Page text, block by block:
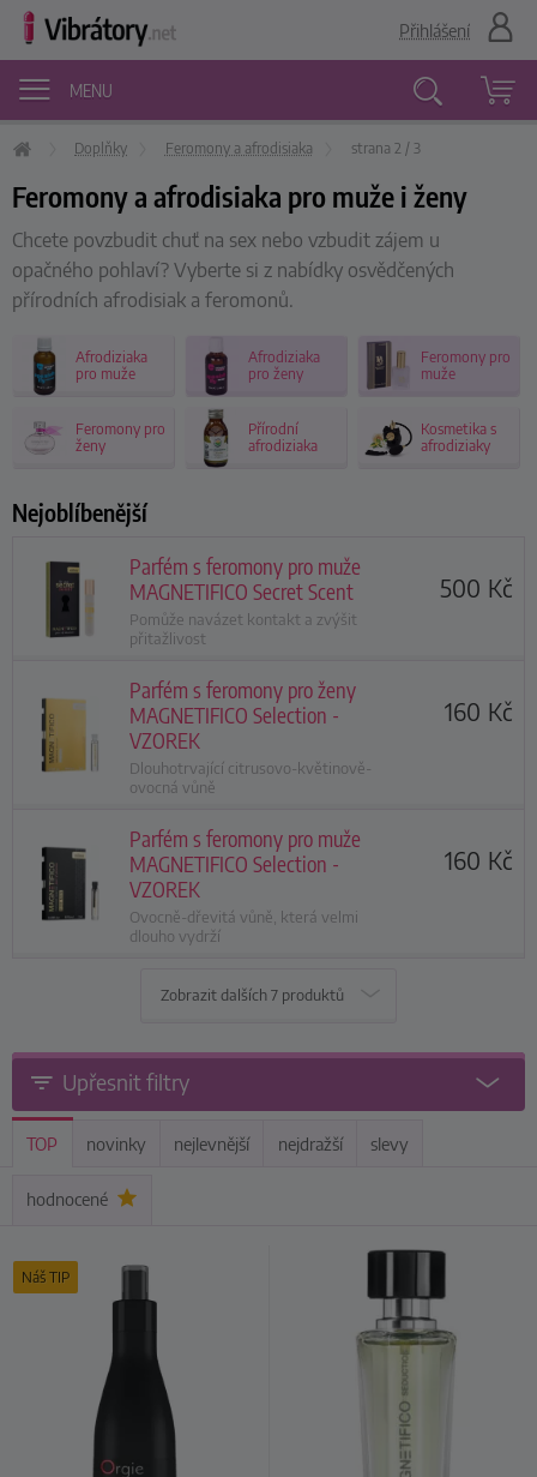
MENU
Vyhledávání
Přihlášení
Doplňky Feromony a afrodisiaka strana 2 / 3
Feromony a afrodisiaka pro muže i ženy
Chcete povzbudit chuť na sex nebo vzbudit zájem u
opačného pohlaví? Vyberte si z nabídky osvědčených
přírodních afrodisiak a feromonů.
Afrodiziaka
pro muže
Afrodiziaka
pro ženy
Feromony pro
muže
Feromony pro
ženy
Přírodní
afrodiziaka
Kosmetika s
afrodiziaky
Nejoblíbenější
Parfém s feromony pro muže
MAGNETIFICO Secret Scent
Pomůže navázet kontakt a zvýšit
přitažlivost
500 Kč
Parfém s feromony pro ženy
MAGNETIFICO Selection -
VZOREK
Dlouhotrvající citrusovo-květinově-
ovocná vůně
160 Kč
Parfém s feromony pro muže
MAGNETIFICO Selection -
VZOREK
Ovocně-dřevitá vůně, která velmi
dlouho vydrží
160 Kč
Zobrazit dalších7 produktů
Upřesnit filtry
TOP novinky nejlevnější nejdražší slevy
hodnocené
Náš TIP